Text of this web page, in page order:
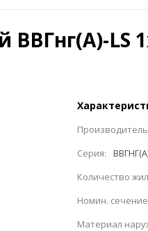
ВВГнг(A)-LS
Серия:
Количество
Номин.
Материал